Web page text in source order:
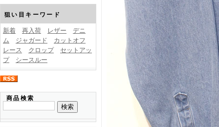
FINEBOYS2024年12月号
狙い目キーワード
新着 再入荷 レザー
デニ
ム
ジャガード
カットオフ
レース
クロップ
セットアッ
プ
シースルー
商品検索